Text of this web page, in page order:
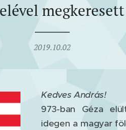
megkeresett
2019.10.02
Kedves András!
973-ban Géza
idegen a magyar